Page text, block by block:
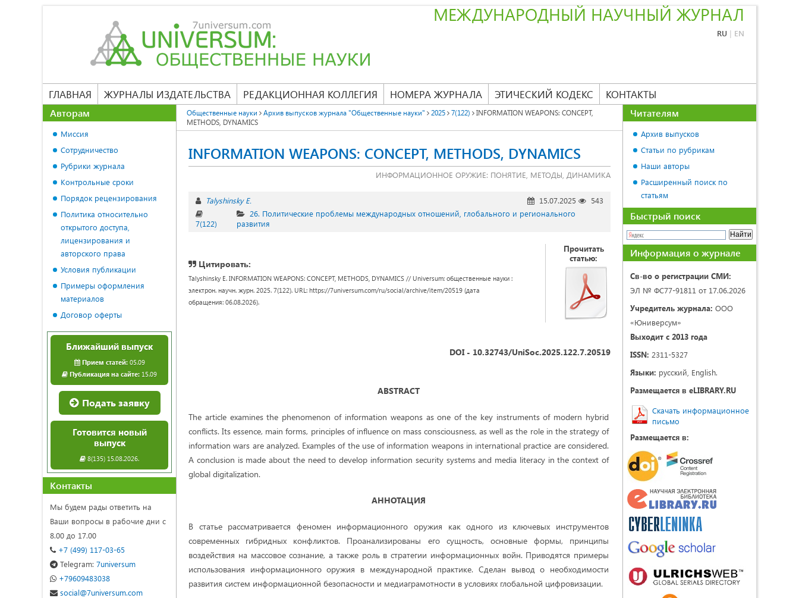
МЕЖДУНАРОДНЫЙ НАУЧНЫЙ ЖУРНАЛ
RU | EN
ГЛАВНАЯ ЖУРНАЛЫ ИЗДАТЕЛЬСТВА РЕДАКЦИОННАЯ КОЛЛЕГИЯ НОМЕРА ЖУРНАЛА ЭТИЧЕСКИЙ КОДЕКС КОНТАКТЫ
Общественные науки Архив выпусков журнала "Общественные науки" 2025 7(122)
INFORMATION WEAPONS: CONCEPT,
METHODS, DYNAMICS
INFORMATION WEAPONS: CONCEPT, METHODS, DYNAMICS
ИНФОРМАЦИОННОЕ ОРУЖИЕ: ПОНЯТИЕ, МЕТОДЫ, ДИНАМИКА
Talyshinsky E. 15.07.2025 543
7(122)
26. Политические проблемы международных отношений, глобального и регионального
развития
Цитировать:
Talyshinsky E. INFORMATION WEAPONS: CONCEPT, METHODS, DYNAMICS // Universum: общественные науки :
электрон. научн. журн. 2025. 7(122). URL: https://7universum.com/ru/social/archive/item/20519 (дата
обращения: 06.08.2026).
Прочитать
статью:
DOI - 10.32743/UniSoc.2025.122.7.20519
ABSTRACT
The article examines the phenomenon of information weapons as one of the key instruments of modern hybrid
conflicts. Its essence, main forms, principles of influence on mass consciousness, as well as the role in the strategy of
information wars are analyzed. Examples of the use of information weapons in international practice are considered.
A conclusion is made about the need to develop information security systems and media literacy in the context of
global digitalization.
АННОТАЦИЯ
В статье рассматривается феномен информационного оружия как одного из ключевых инструментов
современных гибридных конфликтов. Проанализированы его сущность, основные формы, принципы
воздействия на массовое сознание, а также роль в стратегии информационных войн. Приводятся примеры
использования информационного оружия в международной практике. Сделан вывод о необходимости
развития систем информационной безопасности и медиаграмотности в условиях глобальной цифровизации.
Авторам
Миссия
Сотрудничество
Рубрики журнала
Контрольные сроки
Порядок рецензирования
Политика относительно
открытого доступа,
лицензирования и
авторского права
Условия публикации
Примеры оформления
материалов
Договор оферты
Ближайший выпуск
Прием статей:05.09
Публикация на сайте: 15.09
Подать заявку
Готовится новый
выпуск
8(135) 15.08.2026.
Контакты
Мы будем рады ответить на
Ваши вопросы в рабочие дни с
8.00 до 17.00
+7 (499) 117-03-65
Telegram: 7universum
+79609483038
social@7universum.com
Читателям
Архив выпусков
Статьи по рубрикам
Наши авторы
Расширенный поиск по
статьям
Быстрый поиск
Информация о журнале
Св-во о регистрации СМИ:
ЭЛ № ФС77-91811 от 17.06.2026
Учредитель журнала: ООО
«Юниверсум»
Выходит с 2013 года
ISSN: 2311-5327
Языки: русский, English.
Размещается в eLIBRARY.RU
Скачать информационное
письмо
Размещается в: